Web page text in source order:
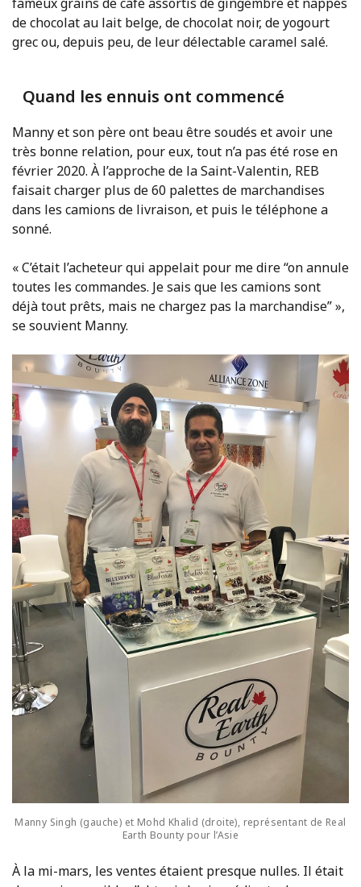
de chocolat au lait belge, de chocolat noir, de yogourt
grec ou, depuis peu, de leur délectable caramel salé.
Quand les ennuis ont commencé
Manny et son père ont beau être soudés et avoir une
très bonne relation, pour eux, tout n’a pas été rose en
février 2020. À l’approche de la Saint-Valentin, REB
faisait charger plus de 60 palettes de marchandises
dans les camions de livraison, et puis le téléphone a
sonné.
« C’était l’acheteur qui appelait pour me dire “on annule
toutes les commandes. Je sais que les camions sont
déjà tout prêts, mais ne chargez pas la marchandise” »,
se souvient Manny.
Manny Singh (gauche) et Mohd Khalid (droite), représentant de Real
Earth Bounty pour l’Asie
À la mi-mars, les ventes étaient presque nulles. Il était